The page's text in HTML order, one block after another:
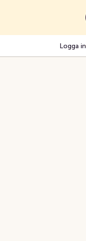
Logga in